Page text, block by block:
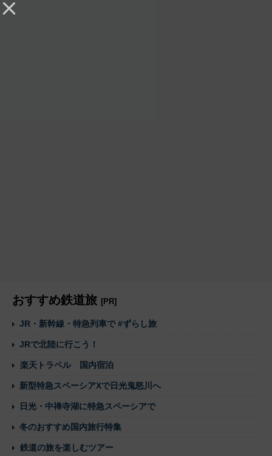
おすすめ鉄道旅 [PR]
JR・新幹線・特急列車で #ずらし旅
JRで北陸に行こう！
楽天トラベル 国内宿泊
新型特急スペーシアXで日光鬼怒川へ
日光・中禅寺湖に特急スペーシアで
冬のおすすめ国内旅行特集
鉄道の旅を楽しむツアー